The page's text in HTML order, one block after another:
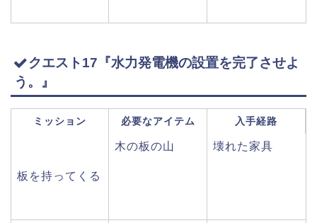
クエスト17『水力発電機の設置を完了させよ
う。』
ミッション 必要なアイテム 入手経路
板を持ってくる
木の板の山 壊れた家具